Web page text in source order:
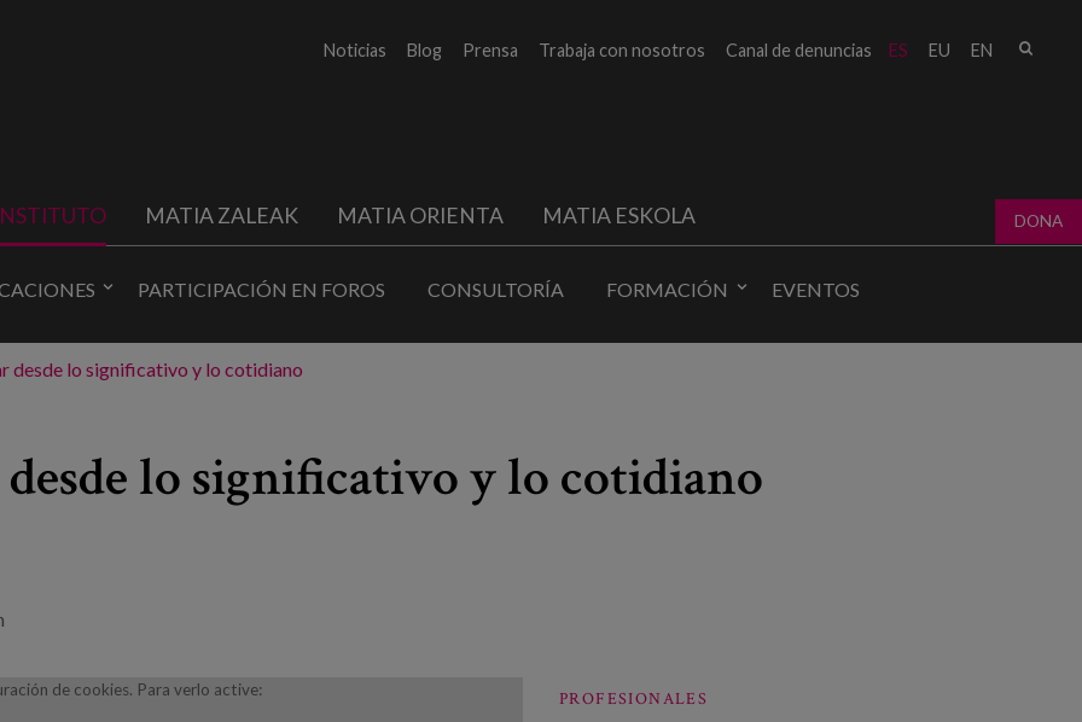
ES EU EN
Noticias Blog Prensa Trabaja con nosotros Canal de denuncias
MATIA ZALEAK MATIA ORIENTA MATIA ESKOLA DONA
PARTICIPACIÓN EN FOROS CONSULTORÍA FORMACIÓN EVENTOS
desde lo significativo y lo cotidiano
lo significativo y lo cotidiano
de cookies. Para verlo active: PROFESIONALES